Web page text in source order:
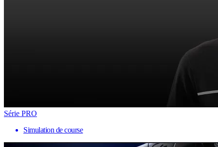
Série PRO
Simulation de course